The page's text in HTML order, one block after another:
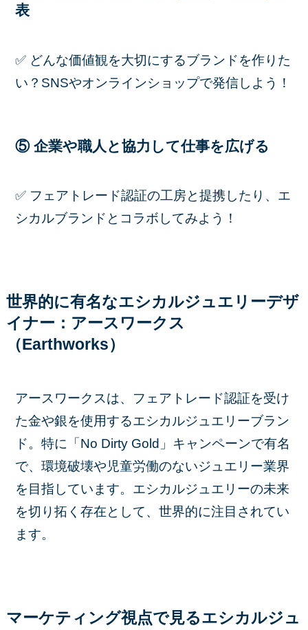
表
✅ どんな価値観を大切にするブランドを作りた
い？SNSやオンラインショップで発信しよう！
⑤ 企業や職人と協力して仕事を広げる
✅ フェアトレード認証の工房と提携したり、エ
シカルブランドとコラボしてみよう！
世界的に有名なエシカルジュエリーデザ
イナー：アースワークス
（Earthworks）
アースワークスは、フェアトレード認証を受け
た金や銀を使用するエシカルジュエリーブラン
ド。特に「No Dirty Gold」キャンペーンで有名
で、環境破壊や児童労働のないジュエリー業界
を目指しています。エシカルジュエリーの未来
を切り拓く存在として、世界的に注目されてい
ます。
マーケティング視点で見るエシカルジュ